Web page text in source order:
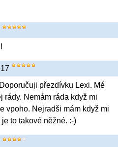
přezdívku Lexi. Mé
rády. Nemám ráda když mi
vpoho. Nejradši mám když mi
to takové něžné. :-)